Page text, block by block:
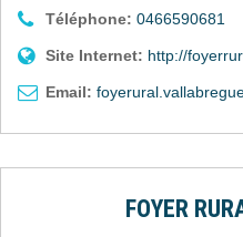
Téléphone: 0466590681
Site Internet: http://
Email:
FOYER